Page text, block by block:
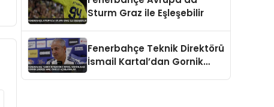
Sturm Graz ile Eşleşebilir
Fenerbahçe Teknik Direktörü
İsmail Kartal’dan Gornik